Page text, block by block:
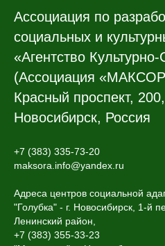
Ассоциация по
социальных и
«Агентство
(Ассоциация
Красный проспект,
Новосибирск, Россия
+7 (383) 335-73-20
maksora.info@yandex.ru
Адреса центров социальной
"Голубка" - г. Новосибирск, 1-й
Ленинский район,
+7 (383) 355-33-23